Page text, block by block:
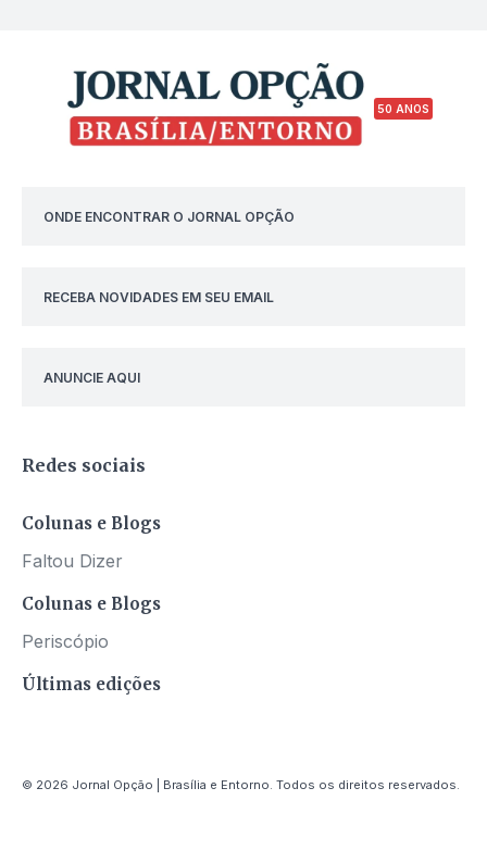
50 ANOS
ONDE ENCONTRAR O JORNAL OPÇÃO
RECEBA NOVIDADES EM SEU EMAIL
ANUNCIE AQUI
Redes sociais
Colunas e Blogs
Faltou Dizer
Colunas e Blogs
Periscópio
Últimas edições
© 2026 Jornal Opção | Brasília e Entorno. Todos os direitos reservados.